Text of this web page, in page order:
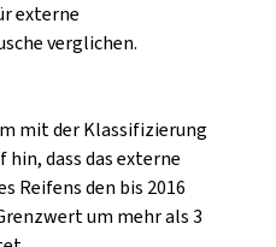
externe
verglichen.
mit der Klassifizierung
hin, dass das externe
Reifens den bis 2016
um mehr als 3